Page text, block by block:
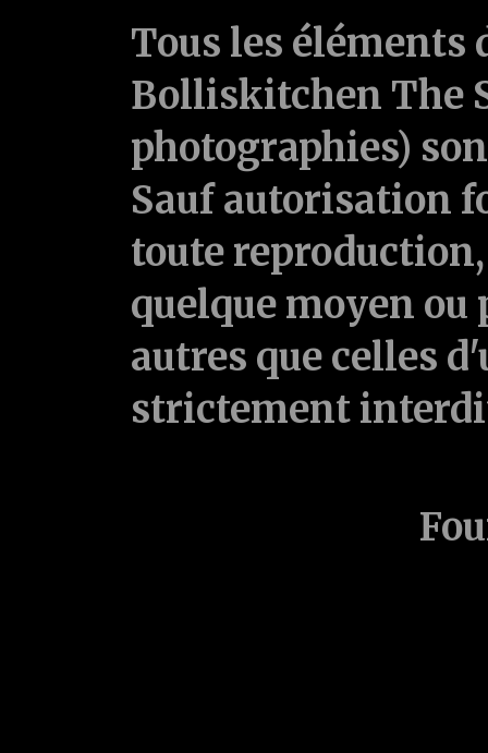
Tous les
Bolliskitchen The
photographies)
Sauf autorisation
toute
quelque moyen ou
autres que celles
strictement